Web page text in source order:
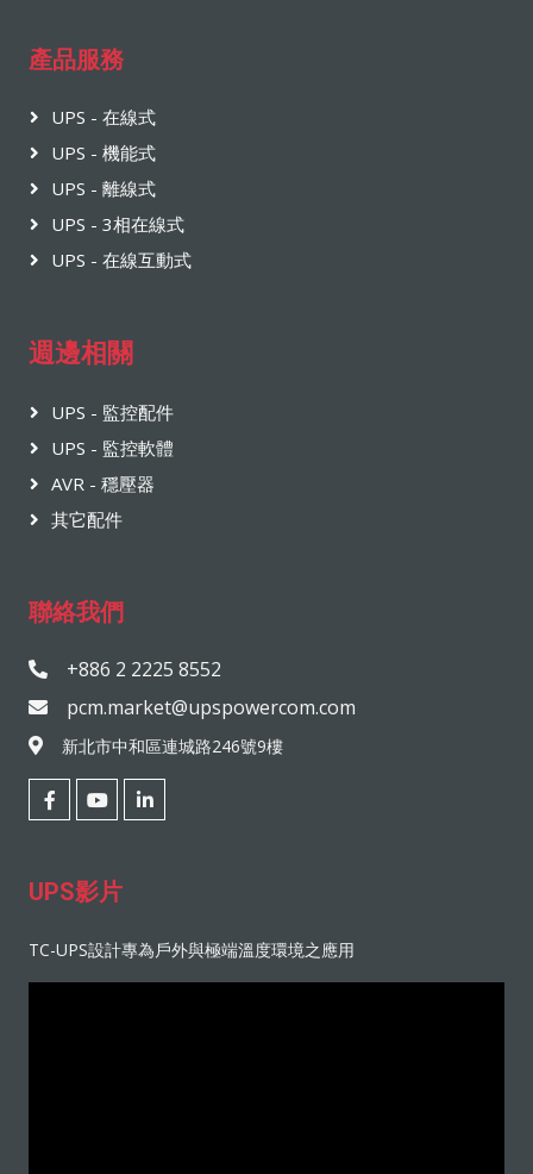
產品服務
UPS - 在線式
UPS - 機能式
UPS - 離線式
UPS - 3相在線式
UPS - 在線互動式
週邊相關
UPS - 監控配件
UPS - 監控軟體
AVR - 穩壓器
其它配件
聯絡我們
+886 2 2225 8552
pcm.market@upspowercom.com
新北市中和區連城路246號9樓
UPS影片
TC-UPS設計專為戶外與極端溫度環境之應用